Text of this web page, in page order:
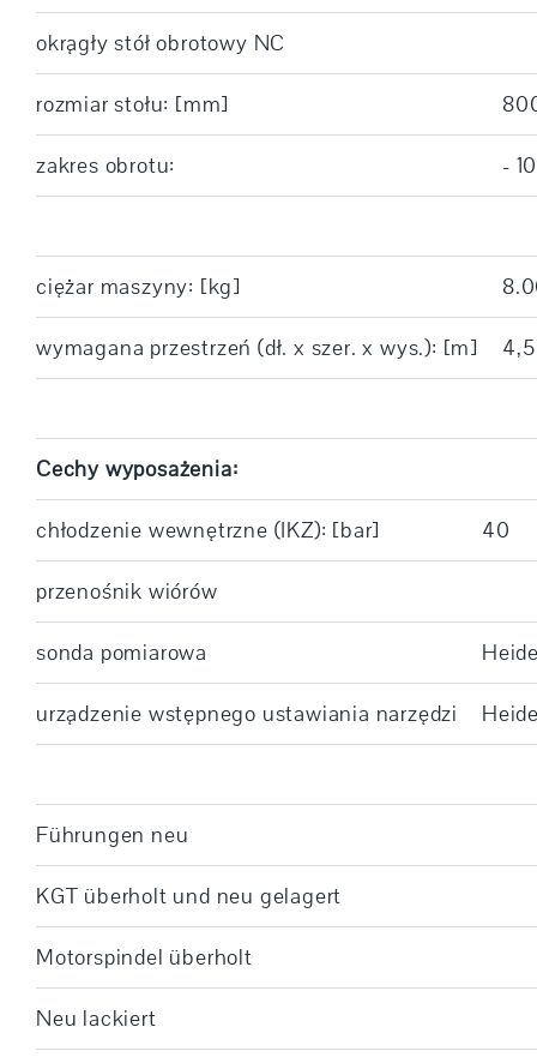
okrągły stół obrotowy NC
rozmiar stołu: [mm]
zakres obrotu: -
ciężar maszyny: [kg]
wymagana przestrzeń (dł. x szer. x wys.): [m]
Cechy wyposażenia:
chłodzenie wewnętrzne (IKZ): [bar] 40
przenośnik wiórów
sonda pomiarowa
urządzenie wstępnego ustawiania narzędzi
Führungen neu
KGT überholt und neu gelagert
Motorspindel überholt
Neu lackiert